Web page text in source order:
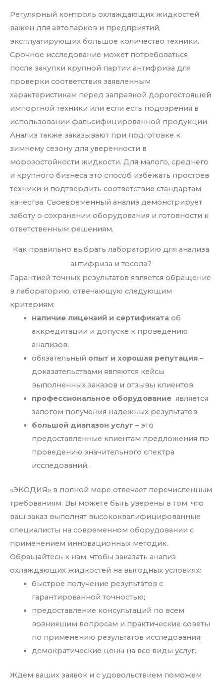
Регулярный контроль охлаждающих жидкостей
важен для автопарков и предприятий,
эксплуатирующих большое количество техники.
Срочное исследование может потребоваться
после закупки крупной партии антифриза для
проверки соответствия заявленным
характеристикам перед заправкой дорогостоящей
импортной техники или если есть подозрения в
использовании фальсифицированной продукции.
Анализ также заказывают при подготовке к
зимнему сезону для уверенности в
морозостойкости жидкости. Для малого, среднего
и крупного бизнеса это способ избежать простоев
техники и подтвердить соответствие стандартам
качества. Своевременный анализ демонстрирует
заботу о сохранении оборудования и готовности к
ответственным решениям.
Как правильно выбрать лабораторию для анализа
антифриза и тосола?
Гарантией точных результатов является обращение
в лабораторию, отвечающую следующим
критериям:
наличие лицензий и сертификата об
аккредитации и допуске к проведению
анализов;
обязательный опыт и хорошая репутация –
доказательствами являются кейсы
выполненных заказов и отзывы клиентов;
профессиональное оборудование является
залогом получения надежных результатов;
большой диапазон услуг – это
предоставленные клиентам предложения по
проведению значительного спектра
исследований.
«ЭКОДИЯ» в полной мере отвечает перечисленным
требованиям. Вы можете быть уверены в том, что
ваш заказ выполнят высококвалифицированные
специалисты на современном оборудовании с
применением инновационных методик.
Обращайтесь к нам, чтобы заказать анализ
охлаждающих жидкостей на выгодных условиях:
быстрое получение результатов с
гарантированной точностью;
предоставление консультаций по всем
возникшим вопросам и практические советы
по применению результатов исследования;
демократические цены на все виды услуг.
Ждем ваших заявок и с удовольствием поможем